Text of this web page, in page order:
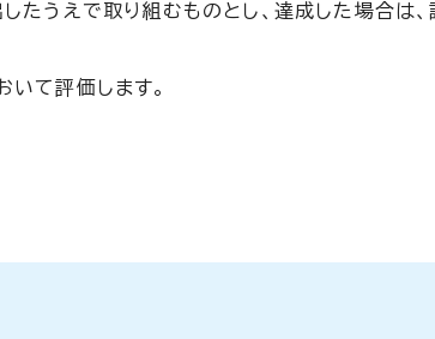
たうえで取り組むものとし、達成した場合は、
て評価します。